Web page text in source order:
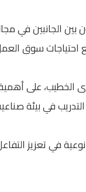
الجانبين في
احتياجات سوق
الخطيب، على
في بيئة
في تعزيز